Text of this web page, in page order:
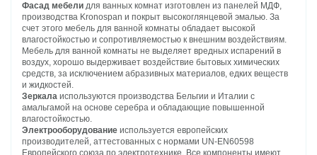
Фасад мебели для ванных комнат изготовлен из панелей МДФ,
производства Kronospan и покрыт высокоглянцевой эмалью. За
счет этого мебель для ванной комнаты обладает высокой
влагостойкостью и сопротивляемостью к внешним воздействиям.
Мебель для ванной комнаты не выделяет вредных испарений в
воздух, хорошо выдерживает воздействие бытовых химических
средств, за исключением абразивных материалов, едких веществ
и жидкостей.
Зеркала используются производства Бельгии и Италии с
амальгамой на основе серебра и обладающие повышенной
влагостойкостью.
Электрооборудование используется европейских
производителей, аттестованных с нормами UN-EN60598